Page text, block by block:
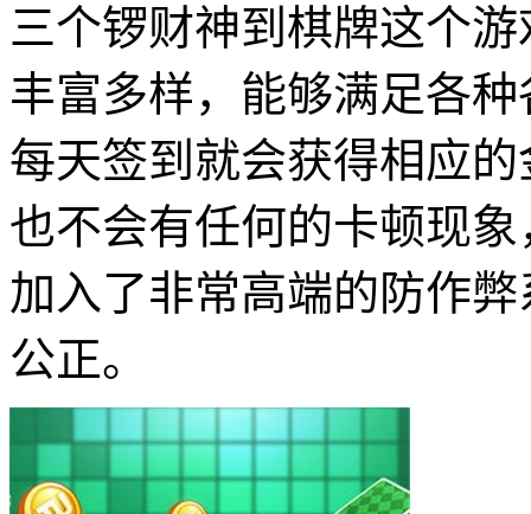
三个锣财神到棋牌这个
丰富多样，能够满足各
每天签到就会获得相应
也不会有任何的卡顿现
加入了非常高端的防作
公正。